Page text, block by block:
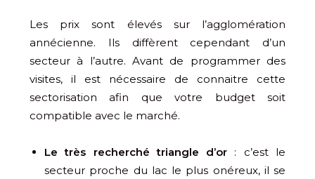
Les prix sont élevés sur l’agglomération
annécienne. Ils diffèrent cependant d’un
secteur à l’autre. Avant de programmer des
visites, il est nécessaire de connaitre cette
sectorisation afin que votre budget soit
compatible avec le marché.
Le très recherché triangle d’or : c’est le
secteur proche du lac le plus onéreux, il se